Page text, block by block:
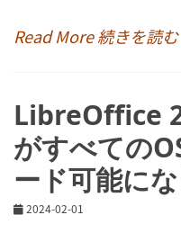
Read More 続きを読む
LibreOffice
がすべての
ード可能に
2024-02-01